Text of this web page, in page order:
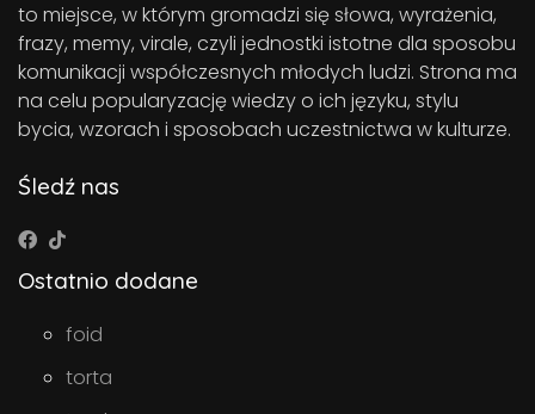
to miejsce, w którym gromadzi się słowa, wyrażenia,
frazy, memy, virale, czyli jednostki istotne dla sposobu
komunikacji współczesnych młodych ludzi. Strona ma
na celu popularyzację wiedzy o ich języku, stylu
bycia, wzorach i sposobach uczestnictwa w kulturze.
Śledź nas
Ostatnio dodane
foid
torta